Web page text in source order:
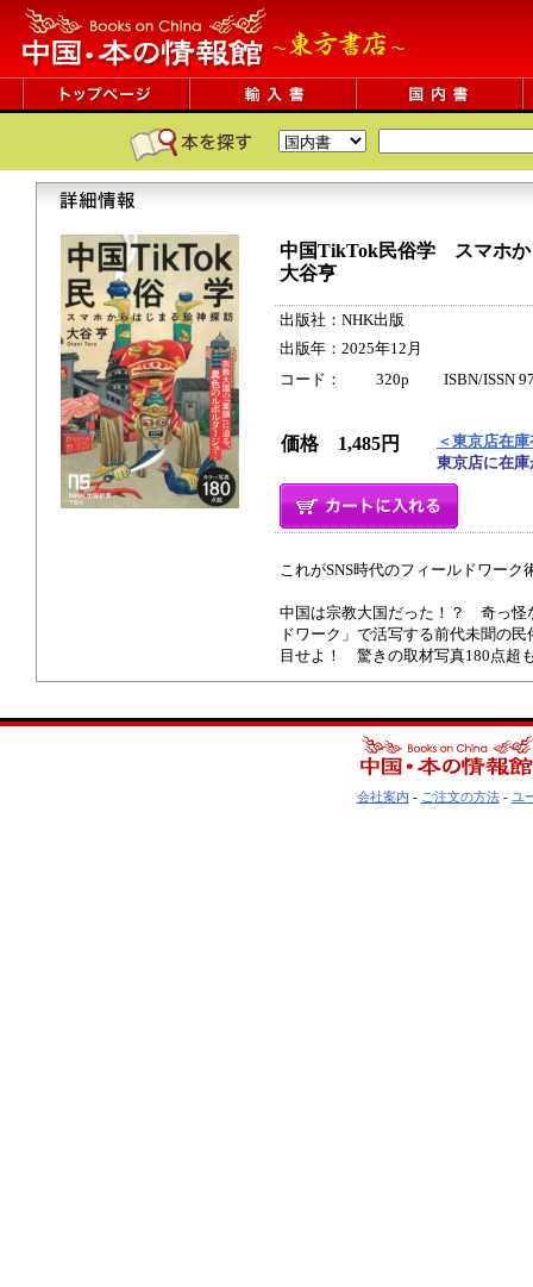
中国TikTok民俗学 スマホか
大谷亨
出版社：NHK出版
出版年：2025年12月
コード： 320p ISBN/ISSN
価格 1,485円
＜東京店在
東京店に在
これがSNS時代のフィールドワーク
中国は宗教大国だった！？ 奇っ怪
ドワーク」で活写する前代未聞の
目せよ！ 驚きの取材写真180点超
会社案内 - ご注文の方法- ユ